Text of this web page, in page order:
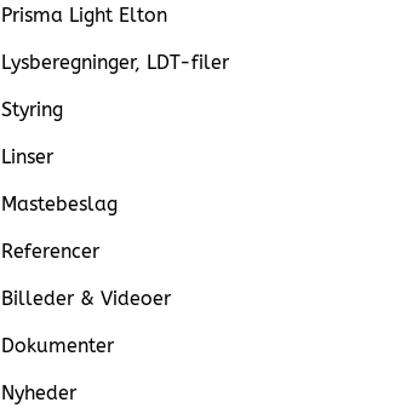
Prisma Light Elton
Lysberegninger, LDT-filer
Styring
Linser
Mastebeslag
Referencer
Billeder & Videoer
Dokumenter
Nyheder